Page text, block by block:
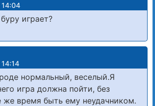
14:04
играет?
нормальный, веселый.Я
игра должна пойти, без
же время быть ему неудачником.